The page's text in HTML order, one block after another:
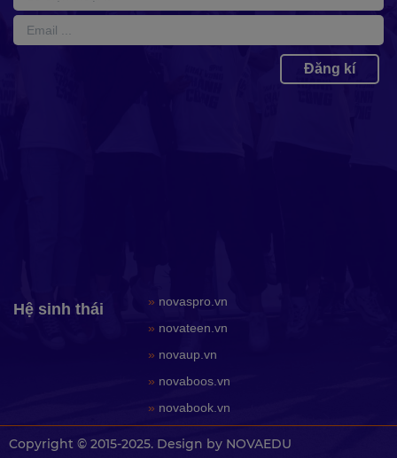
Đăng kí
Hệ sinh thái » novaspro.vn
» novateen.vn
» novaup.vn
» novaboos.vn
» novabook.vn
Copyright © 2015-2025. Design by NOVAEDU